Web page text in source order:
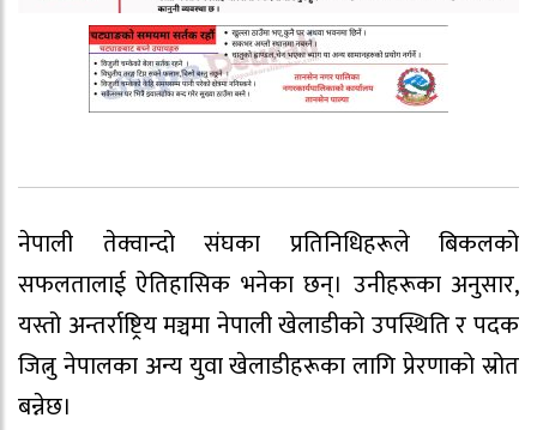
नेपाली तेक्वान्दो संघका प्रतिनिधिहरूले बिकलको
सफलतालाई ऐतिहासिक भनेका छन्। उनीहरूका अनुसार,
यस्तो अन्तर्राष्ट्रिय मञ्चमा नेपाली खेलाडीको उपस्थिति र पदक
जित्नु नेपालका अन्य युवा खेलाडीहरूका लागि प्रेरणाको स्रोत
बन्नेछ।